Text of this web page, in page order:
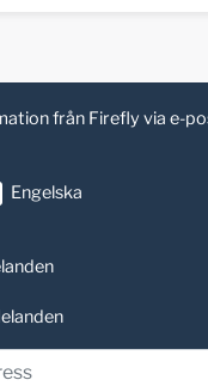
från Firefly via e-
Engelska